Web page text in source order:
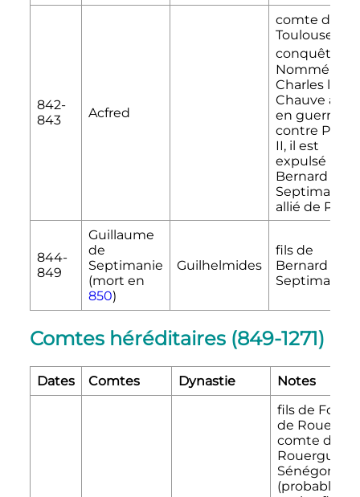
842-
843
Acfred
comte de
Toulouse par
conquête
Nommé par
Charles le
Chauve alors
en guerre
contre Pépin
II, il est
expulsé par
Bernard de
Septimanie
allié de
844-
849
Guillaume
de
Septimanie
(mort en
850)
Guilhelmides
fils de
Bernard de
Septimanie
Comtes héréditaires (849-1271)
Dates Comtes Dynastie Notes
fils de
de
comte de
Rouergue,
Sénégonde